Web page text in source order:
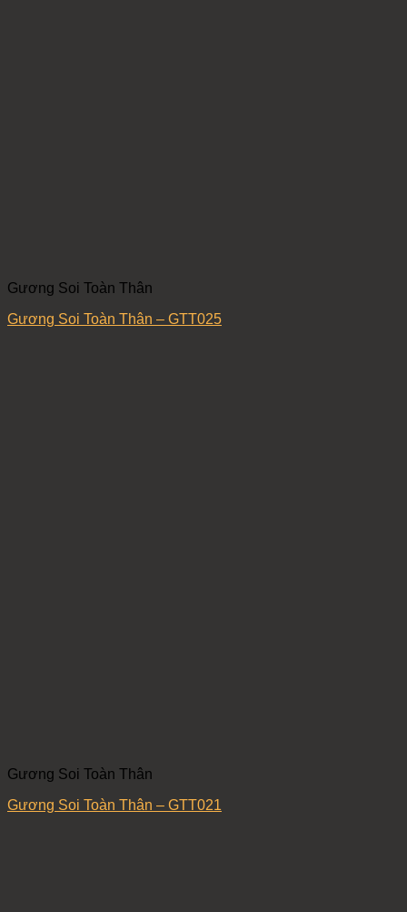
Gương Soi Toàn Thân
Gương Soi Toàn Thân – GTT025
Gương Soi Toàn Thân
Gương Soi Toàn Thân – GTT021